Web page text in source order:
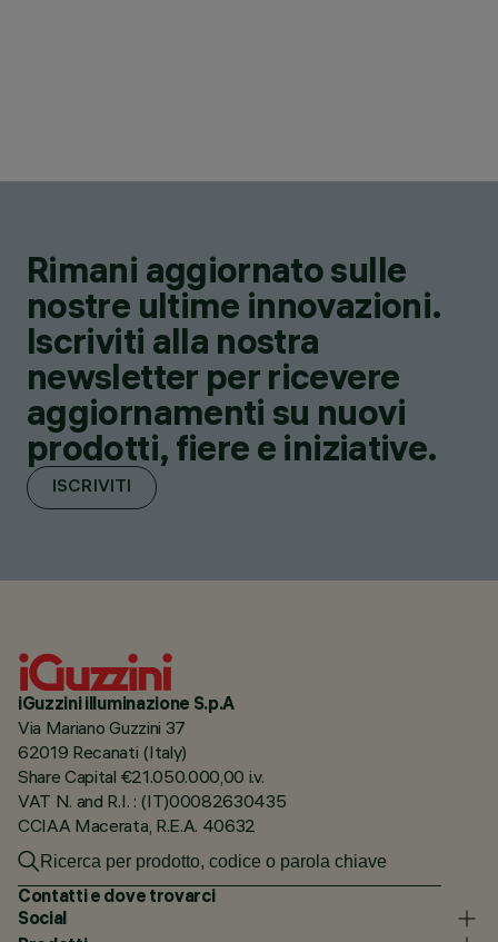
Rimani aggiornato sulle
nostre ultime innovazioni.
Iscriviti alla nostra
newsletter per ricevere
aggiornamenti su nuovi
prodotti, fiere e iniziative.
ISCRIVITI
iGuzzini illuminazione S.p.A
Via Mariano Guzzini 37
62019 Recanati (Italy)
Share Capital €21.050.000,00 i.v.
VAT N. and R.I. : (IT)00082630435
CCIAA Macerata, R.E.A. 40632
Contatti e dove trovarci
Social